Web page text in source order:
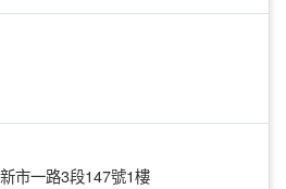
市一路3段147號1樓